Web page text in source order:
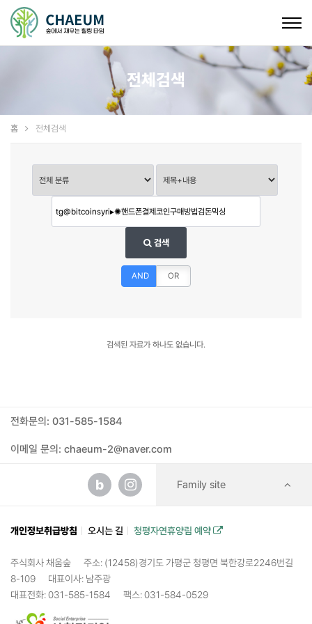
전체검색
홈 전체검색
검색
AND OR
검색된 자료가 하나도 없습니다.
전화문의: 031-585-1584
이메일 문의: chaeum-2@naver.com
b Family site
개인정보취급방침 오시는 길 청평자연휴양림 예약
주식회사 채움숲
주소: (12458)경기도 가평군 청평면 북한강로2246번길
8-109
대표이사: 남주광
대표전화: 031-585-1584
팩스: 031-584-0529